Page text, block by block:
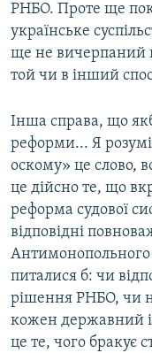
РНБО. Проте ще
українське
ще не вичерпаний
той чи в інший
Інша справа, що
реформи... Я
оскому» це слово,
це дійсно те, що
реформа судової
відповідні
Антимонопольного
питалися б: чи
рішення РНБО, чи
кожен державний
це те, чого бракує